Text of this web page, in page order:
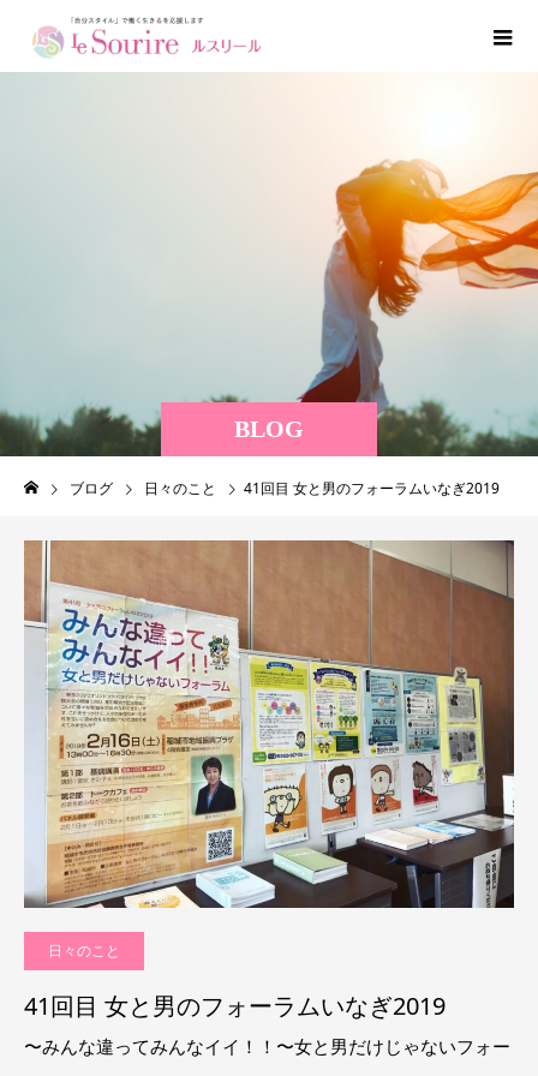
BLOG
ブログ 日々のこと 41回目 女と男のフォーラムいなぎ2019
日々のこと
41回目 女と男のフォーラムいなぎ2019
〜みんな違ってみんなイイ！！〜女と男だけじゃないフォー